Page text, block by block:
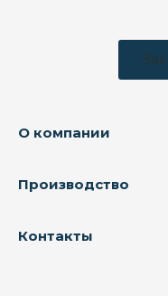
О компании
Производство
Контакты